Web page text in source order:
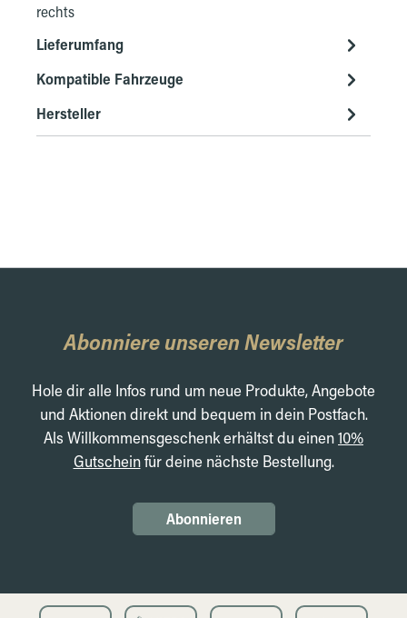
rechts
Lieferumfang
Kompatible Fahrzeuge
Hersteller
Abonniere unseren Newsletter
Hole dir alle Infos rund um neue Produkte, Angebote
und Aktionen direkt und bequem in dein Postfach.
Als Willkommensgeschenk erhältst du einen10%
Gutscheinfür deine nächste Bestellung.
Abonnieren